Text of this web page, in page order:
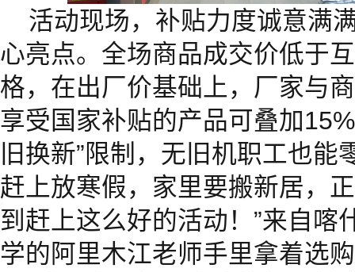
活动现场，补贴力度诚意满
心亮点。全场商品成交价低于
格，在出厂价基础上，厂家与
享受国家补贴的产品可叠加
旧换新”限制，无旧机职工也能
赶上放寒假，家里要搬新居，
到赶上这么好的活动！”来自喀
学的阿里木江老师手里拿着选